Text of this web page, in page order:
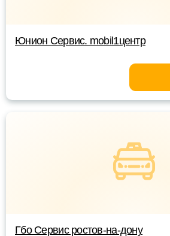
Юнион Сервис. mobil1центр
Гбо Сервис ростов-на-дону